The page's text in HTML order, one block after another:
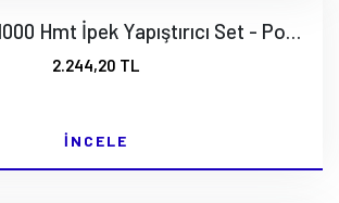
KIWOBOND 1000 Hmt İpek Yapıştırıcı Set - Power Grip 1000
2.244,20 TL
İNCELE